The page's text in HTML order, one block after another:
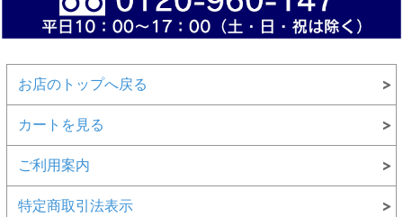
お店のトップへ戻る
カートを見る
ご利用案内
特定商取引法表示